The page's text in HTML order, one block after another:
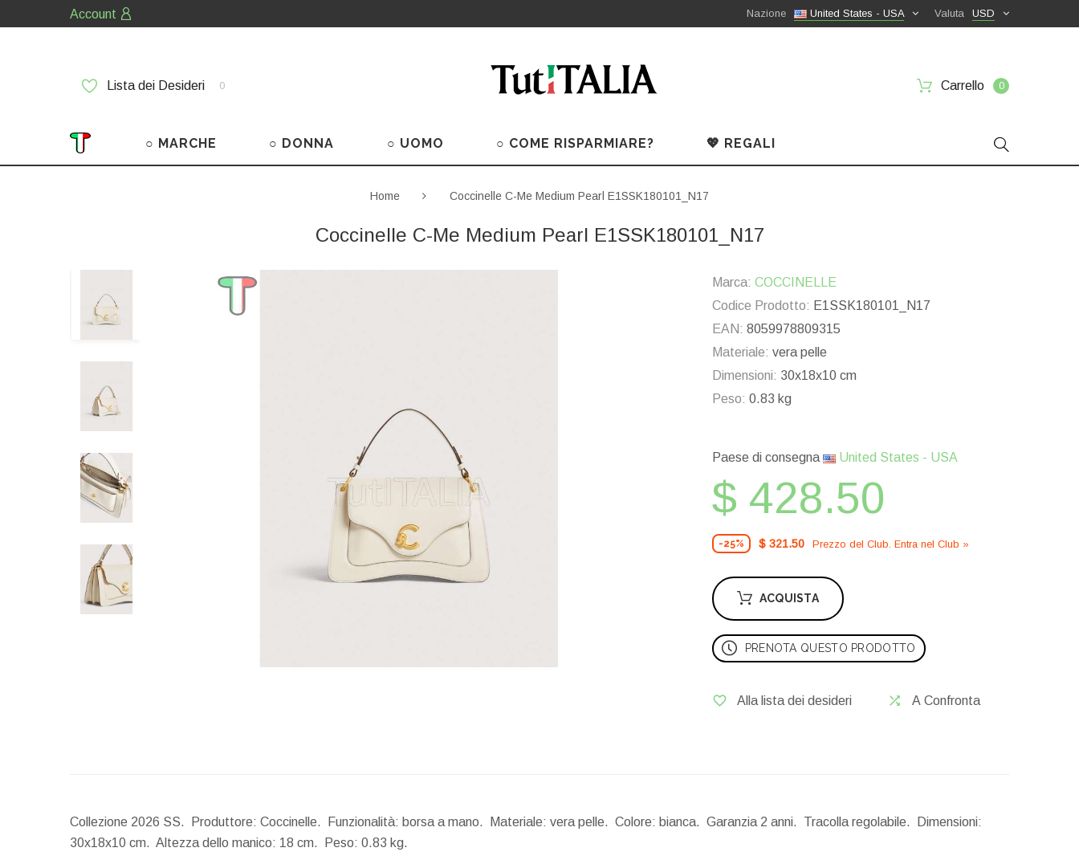
Account USD
Valuta
United States - USA
Nazione
Lista dei Desideri 0 Carrello 0
○ MARCHE ○ DONNA ○ UOMO ○ COME RISPARMIARE? 💖 REGALI
Home Coccinelle C-Me Medium Pearl E1SSK180101_N17
Coccinelle C-Me Medium Pearl E1SSK180101_N17
Marca: COCCINELLE
Codice Prodotto: E1SSK180101_N17
EAN: 8059978809315
Materiale: vera pelle
Dimensioni: 30x18x10 cm
Peso: 0.83 kg
Paese di consegna United States - USA
$ 428.50
-25% $ 321.50 Prezzo del Сlub. Entra nel Сlub »
ACQUISTA
PRENOTA QUESTO PRODOTTO
Alla lista dei desideri A Confronta
Collezione 2026 SS. Produttore: Coccinelle. Funzionalità: borsa a mano. Materiale: vera pelle. Colore: bianca. Garanzia 2 anni. Tracolla regolabile.
Dimensioni:
30x18x10 cm. Altezza dello manico: 18 cm. Peso: 0.83 kg.